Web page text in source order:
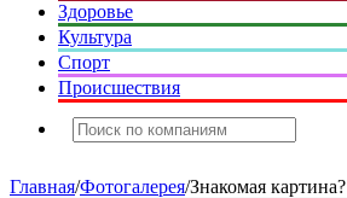
Здоровье
Культура
Спорт
Происшествия
Главная/Фотогалерея/Знакомая картина?